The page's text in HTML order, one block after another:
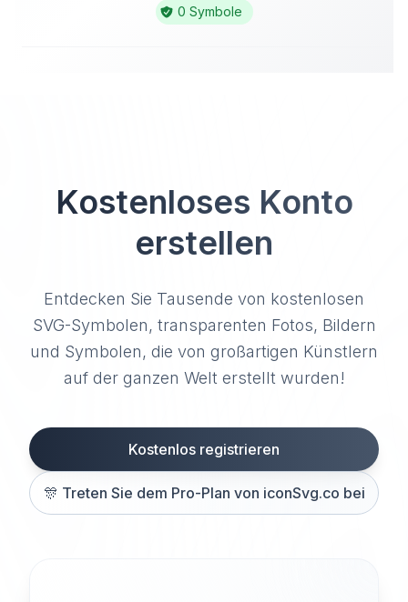
0 Symbole
Kostenloses Konto
erstellen
Entdecken Sie Tausende von kostenlosen
SVG-Symbolen, transparenten Fotos, Bildern
und Symbolen, die von großartigen Künstlern
auf der ganzen Welt erstellt wurden!
Kostenlos registrieren
🎊 Treten Sie dem Pro-Plan von iconSvg.co bei